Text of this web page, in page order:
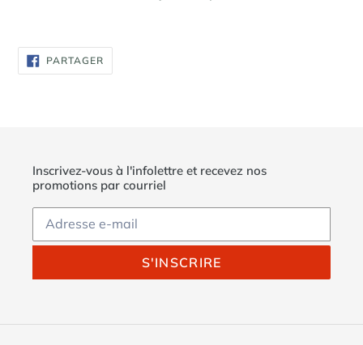
d'un
produitPARTAGERPARTAGER
SUR
FACEBOOK
Inscrivez-vous à l'infolettre et recevez nos
promotions par courriel
S'INSCRIRE